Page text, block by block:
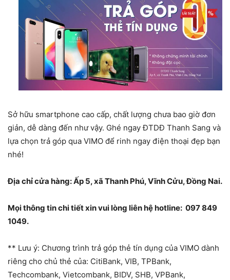
Sở hữu smartphone cao cấp, chất lượng chưa bao giờ đơn
giản, dễ dàng đến như vậy. Ghé ngay ĐTDĐ Thanh Sang và
lựa chọn trả góp qua VIMO để rinh ngay điện thoại đẹp bạn
nhé!
Địa chỉ cửa hàng: Ấp 5, xã Thanh Phú, Vĩnh Cửu, Đồng Nai.
Mọi thông tin chi tiết xin vui lòng liên hệ hotline: 097 849
1049.
** Lưu ý: Chương trình trả góp thẻ tín dụng của VIMO dành
riêng cho chủ thẻ của: CitiBank, VIB, TPBank,
Techcombank, Vietcombank, BIDV, SHB, VPBank,